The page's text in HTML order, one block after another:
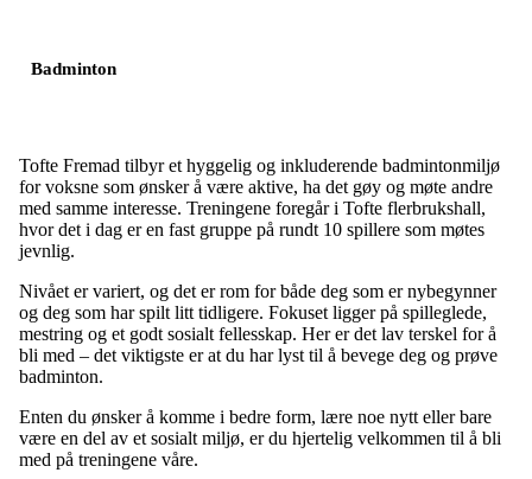
Badminton
Tofte Fremad tilbyr et hyggelig og inkluderende badmintonmiljø
for voksne som ønsker å være aktive, ha det gøy og møte andre
med samme interesse. Treningene foregår i Tofte flerbrukshall,
hvor det i dag er en fast gruppe på rundt 10 spillere som møtes
jevnlig.
Nivået er variert, og det er rom for både deg som er nybegynner
og deg som har spilt litt tidligere. Fokuset ligger på spilleglede,
mestring og et godt sosialt fellesskap. Her er det lav terskel for å
bli med – det viktigste er at du har lyst til å bevege deg og prøve
badminton.
Enten du ønsker å komme i bedre form, lære noe nytt eller bare
være en del av et sosialt miljø, er du hjertelig velkommen til å bli
med på treningene våre.